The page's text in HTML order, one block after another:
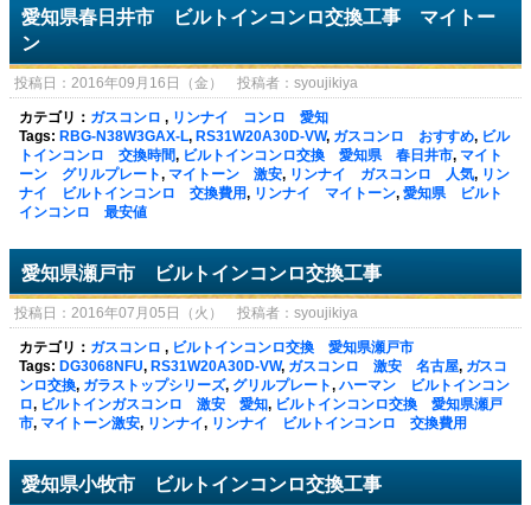
愛知県春日井市 ビルトインコンロ交換工事 マイトー
ン
投稿日：2016年09月16日（金） 投稿者：syoujikiya
カテゴリ： ガスコンロ , リンナイ コンロ 愛知
Tags: RBG-N38W3GAX-L, RS31W20A30D-VW, ガスコンロ おすすめ, ビル
トインコンロ 交換時間, ビルトインコンロ交換 愛知県 春日井市, マイト
ーン グリルプレート, マイトーン 激安, リンナイ ガスコンロ 人気, リン
ナイ ビルトインコンロ 交換費用, リンナイ マイトーン, 愛知県 ビルト
インコンロ 最安値
愛知県瀬戸市 ビルトインコンロ交換工事
投稿日：2016年07月05日（火） 投稿者：syoujikiya
カテゴリ： ガスコンロ , ビルトインコンロ交換 愛知県瀬戸市
Tags: DG3068NFU, RS31W20A30D-VW, ガスコンロ 激安 名古屋, ガスコ
ンロ交換, ガラストップシリーズ, グリルプレート,ハーマン ビルトインコン
ロ, ビルトインガスコンロ 激安 愛知, ビルトインコンロ交換 愛知県瀬戸
市, マイトーン激安, リンナイ, リンナイ ビルトインコンロ 交換費用
愛知県小牧市 ビルトインコンロ交換工事